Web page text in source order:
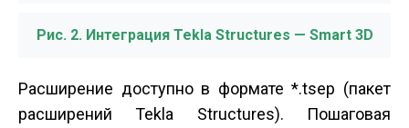
Рис. 2. Интеграция Tekla Structures — Smart 3D
Расширение доступно в формате *.tsep (пакет
расширений Tekla Structures). Пошаговая